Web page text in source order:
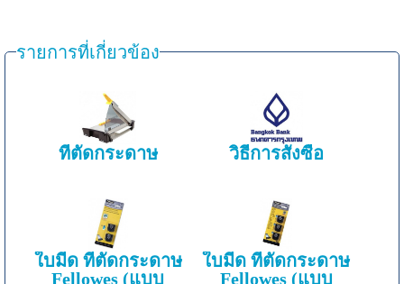
รายการที่เกี่ยวข้อง
ที่ตัดกระดาษ วิธีการสั่งซื้อ
ใบมีด ที่ตัดกระดาษ
Fellowes (แบบ
ใบมีด ที่ตัดกระดาษ
Fellowes (แบบ